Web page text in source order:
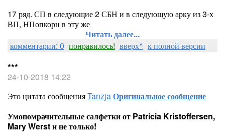
17 ряд. СП в следующие 2 СБН и в следующую арку из 3-х
ВП, НПопкорн в эту же
Читать далее...
комментарии: 0 понравилось! вверх^ к полной версии
***
24-10-2018 14:22
Это цитата сообщенияTanzjaОригинальное сообщение
Умопомрачительные салфетки от Patricia Kristoffersen,
Mary Werst и не только!